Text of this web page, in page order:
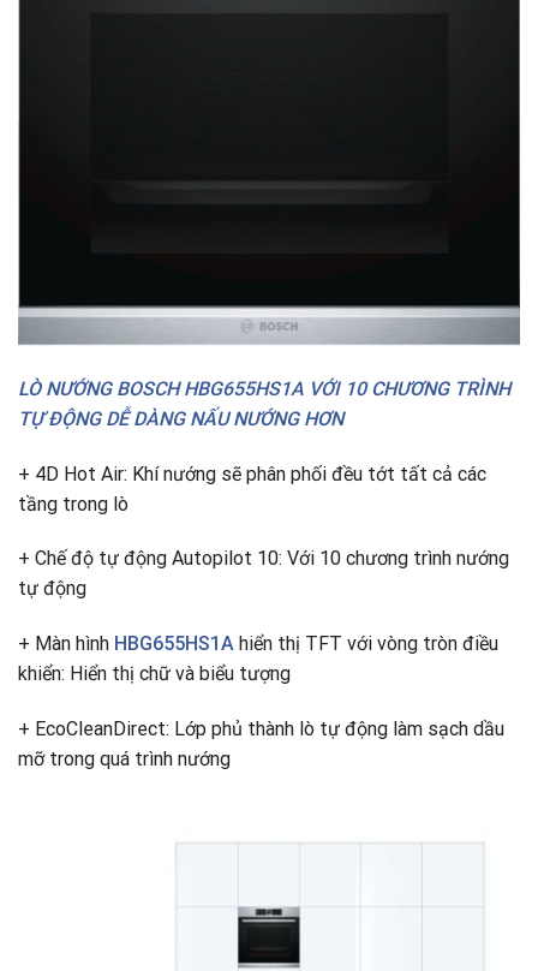
LÒ NƯỚNG BOSCH HBG655HS1A VỚI 10 CHƯƠNG TRÌNH
TỰ ĐỘNG DỄ DÀNG NẤU NƯỚNG HƠN
+ 4D Hot Air: Khí nướng sẽ phân phối đều tớt tất cả các
tầng trong lò
+ Chế độ tự động Autopilot 10: Với 10 chương trình nướng
tự động
+ Màn hình HBG655HS1A hiển thị TFT với vòng tròn điều
khiển: Hiển thị chữ và biểu tượng
+ EcoCleanDirect: Lớp phủ thành lò tự động làm sạch dầu
mỡ trong quá trình nướng